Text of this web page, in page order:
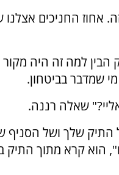
אחוז החניכים
הבין למה זה היה
שמדבר בביטחון.
שאלה רננה.
התיק שלך ושל הסניף
הוא קרא מתוך התיק